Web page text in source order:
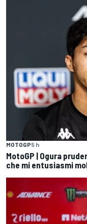
MOTOGP5 h
MotoGP | Ogura
che mi entusiasmi